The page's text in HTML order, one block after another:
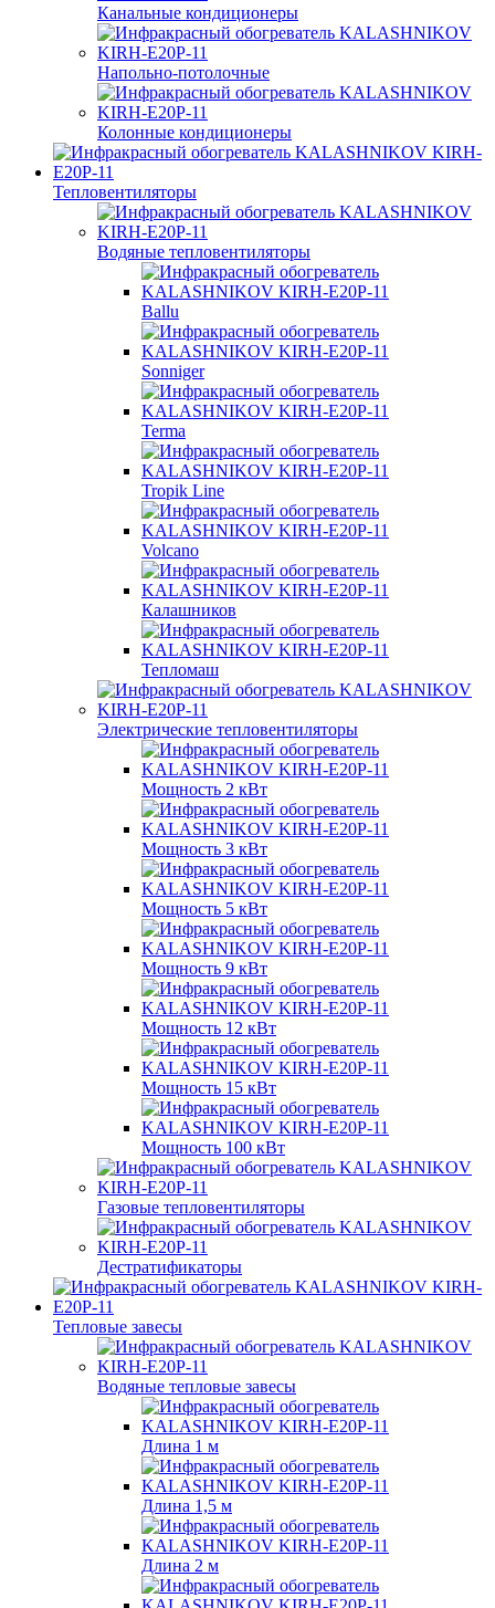
Канальные кондиционеры
Напольно-потолочные
Колонные кондиционеры
Тепловентиляторы
Водяные тепловентиляторы
Ballu
Sonniger
Terma
Tropik Line
Volcano
Калашников
Тепломаш
Электрические тепловентиляторы
Мощность 2 кВт
Мощность 3 кВт
Мощность 5 кВт
Мощность 9 кВт
Мощность 12 кВт
Мощность 15 кВт
Мощность 100 кВт
Газовые тепловентиляторы
Дестратификаторы
Тепловые завесы
Водяные тепловые завесы
Длина 1 м
Длина 1,5 м
Длина 2 м